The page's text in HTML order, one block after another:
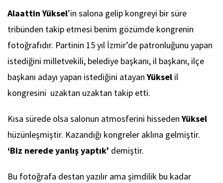
Alaattin Yüksel’in salona gelip kongreyi bir süre
tribünden takip etmesi benim gözümde kongrenin
fotoğrafıdır. Partinin 15 yıl İzmir’de patronluğunu yapan
istediğini milletvekili, belediye başkanı, il başkanı, ilçe
başkanı adayı yapan istediğini atayanYüksel il
kongresini uzaktan uzaktan takip etti.
Kısa sürede olsa salonun atmosferini hissedenYüksel
hüzünleşmiştir. Kazandığı kongreler aklına gelmiştir.
‘Biz nerede yanlış yaptık’ demiştir.
Bu fotoğrafa destan yazılır ama şimdilik bu kadar